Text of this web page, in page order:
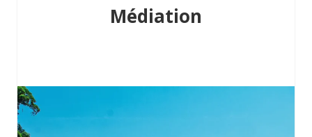
Médiation